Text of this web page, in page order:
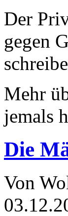
Der
gegen
Mehr
jemals
Die
Von